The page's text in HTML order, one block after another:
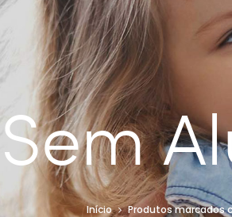
Sem
Início Produtos marcados